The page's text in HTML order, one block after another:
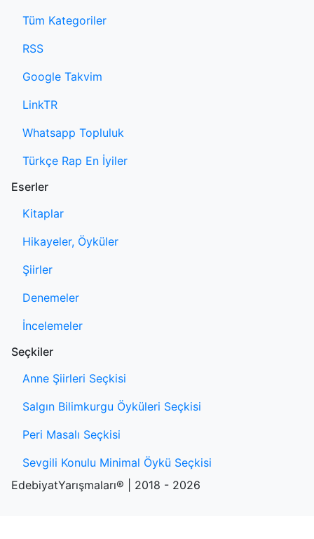
Tüm Kategoriler
RSS
Google Takvim
LinkTR
Whatsapp Topluluk
Türkçe Rap En İyiler
Eserler
Kitaplar
Hikayeler, Öyküler
Şiirler
Denemeler
İncelemeler
Seçkiler
Anne Şiirleri Seçkisi
Salgın Bilimkurgu Öyküleri Seçkisi
Peri Masalı Seçkisi
Sevgili Konulu Minimal Öykü Seçkisi
EdebiyatYarışmaları® | 2018 - 2026